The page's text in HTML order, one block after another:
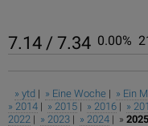
7.14 / 7.34 0.00%
» ytd | » Eine Woche | » Ein
» 2014 | » 2015 | » 2016 | »
2022 | » 2023 | » 2024 | » 2025